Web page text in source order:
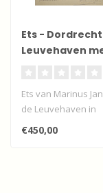
Ets -
Leuvehaven
Ets van Marinus
de Leuvehaven in
Dordrecht.
€450,00